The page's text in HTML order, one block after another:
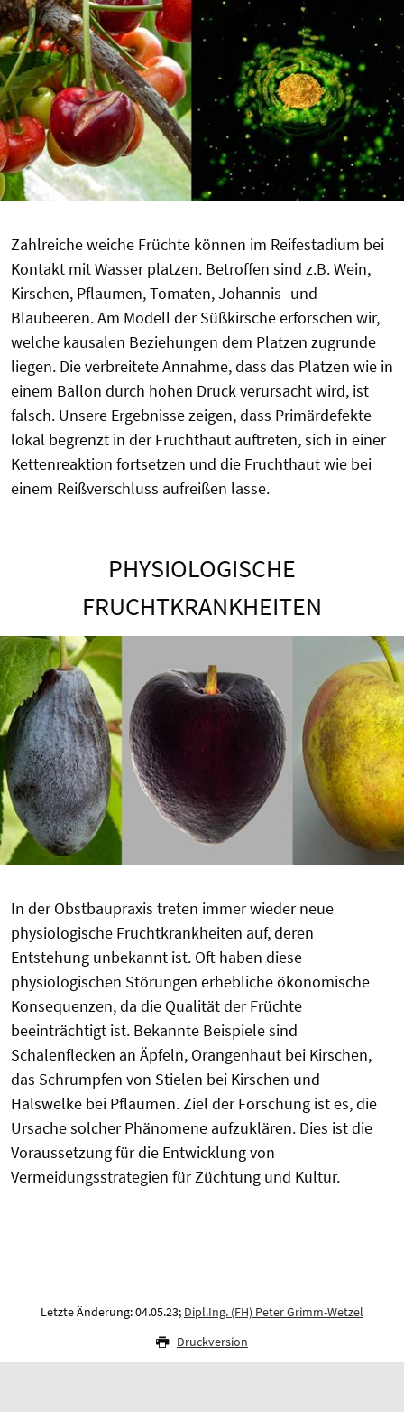
Zahlreiche weiche Früchte können im Reifestadium bei
Kontakt mit Wasser platzen. Betroffen sind z.B. Wein,
Kirschen, Pflaumen, Tomaten, Johannis- und
Blaubeeren. Am Modell der Süßkirsche erforschen wir,
welche kausalen Beziehungen dem Platzen zugrunde
liegen. Die verbreitete Annahme, dass das Platzen wie in
einem Ballon durch hohen Druck verursacht wird, ist
falsch. Unsere Ergebnisse zeigen, dass Primärdefekte
lokal begrenzt in der Fruchthaut auftreten, sich in einer
Kettenreaktion fortsetzen und die Fruchthaut wie bei
einem Reißverschluss aufreißen lasse.
PHYSIOLOGISCHE
FRUCHTKRANKHEITEN
In der Obstbaupraxis treten immer wieder neue
physiologische Fruchtkrankheiten auf, deren
Entstehung unbekannt ist. Oft haben diese
physiologischen Störungen erhebliche ökonomische
Konsequenzen, da die Qualität der Früchte
beeinträchtigt ist. Bekannte Beispiele sind
Schalenflecken an Äpfeln, Orangenhaut bei Kirschen,
das Schrumpfen von Stielen bei Kirschen und
Halswelke bei Pflaumen. Ziel der Forschung ist es, die
Ursache solcher Phänomene aufzuklären. Dies ist die
Voraussetzung für die Entwicklung von
Vermeidungsstrategien für Züchtung und Kultur.
Letzte Änderung: 04.05.23; Dipl.Ing. (FH) Peter Grimm-Wetzel
Druckversion